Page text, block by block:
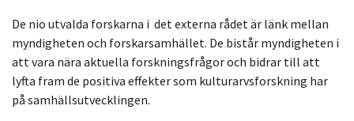
De nio utvalda forskarna i det externa rådet är länk mellan
myndigheten och forskarsamhället. De bistår myndigheten i
att vara nära aktuella forskningsfrågor och bidrar till att
lyfta fram de positiva effekter som kulturarvsforskning har
på samhällsutvecklingen.